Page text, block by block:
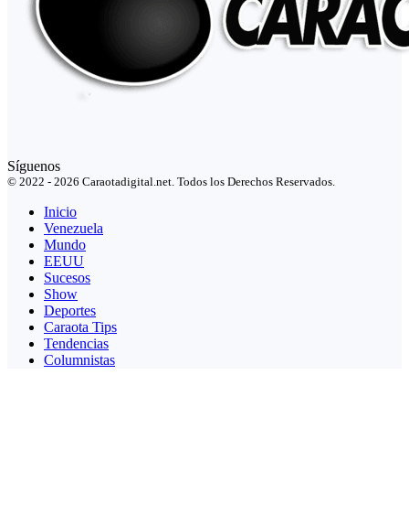
Síguenos
© 2022 - 2026 Caraotadigital.net. Todos los Derechos Reservados.
Inicio
Venezuela
Mundo
EEUU
Sucesos
Show
Deportes
Caraota Tips
Tendencias
Columnistas